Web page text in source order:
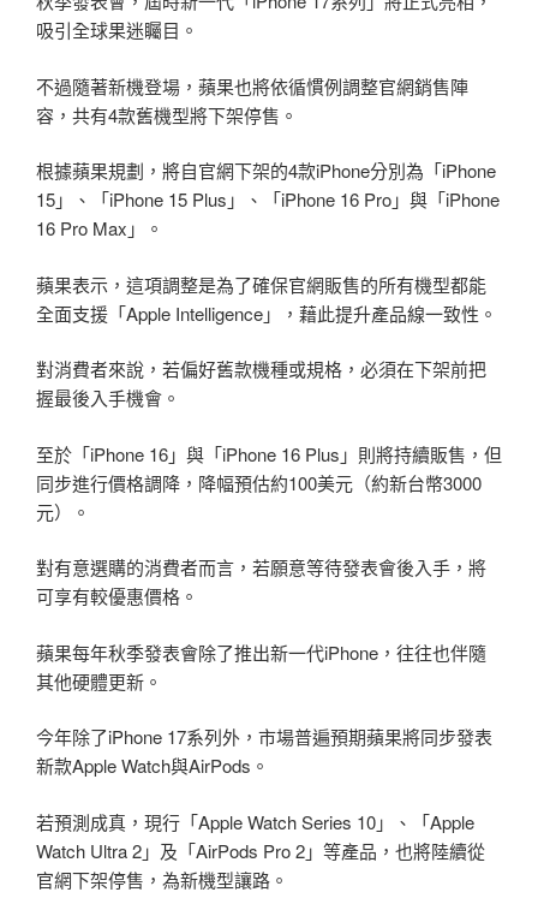
吸引全球果迷矚目。
不過隨著新機登場，蘋果也將依循慣例調整官網銷售陣
容，共有4款舊機型將下架停售。
根據蘋果規劃，將自官網下架的4款iPhone分別為「iPhone
15」、「iPhone 15 Plus」、「iPhone 16 Pro」與「iPhone
16 Pro Max」。
蘋果表示，這項調整是為了確保官網販售的所有機型都能
全面支援「Apple Intelligence」，藉此提升產品線一致性。
對消費者來說，若偏好舊款機種或規格，必須在下架前把
握最後入手機會。
至於「iPhone 16」與「iPhone 16 Plus」則將持續販售，但
同步進行價格調降，降幅預估約100美元（約新台幣3000
元）。
對有意選購的消費者而言，若願意等待發表會後入手，將
可享有較優惠價格。
蘋果每年秋季發表會除了推出新一代iPhone，往往也伴隨
其他硬體更新。
今年除了iPhone 17系列外，市場普遍預期蘋果將同步發表
新款Apple Watch與AirPods。
若預測成真，現行「Apple Watch Series 10」、「Apple
Watch Ultra 2」及「AirPods Pro 2」等產品，也將陸續從
官網下架停售，為新機型讓路。